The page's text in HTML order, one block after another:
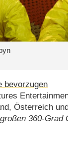
bevorzugen
Österreich
360-Grad